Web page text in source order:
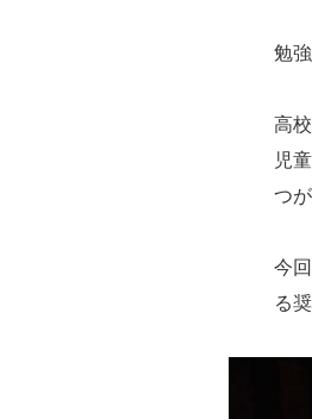
勉
高
児
つ
今
る